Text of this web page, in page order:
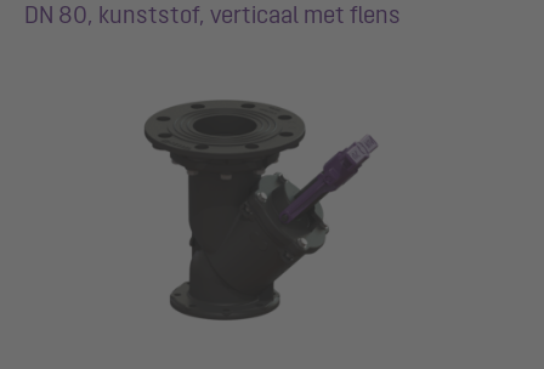
DN 80, kunststof, verticaal met flens